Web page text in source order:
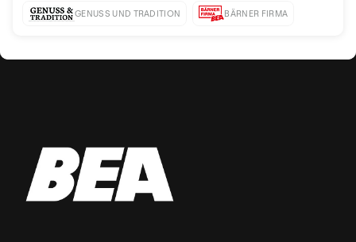
GENUSS UND TRADITION BÄRNER FIRMA